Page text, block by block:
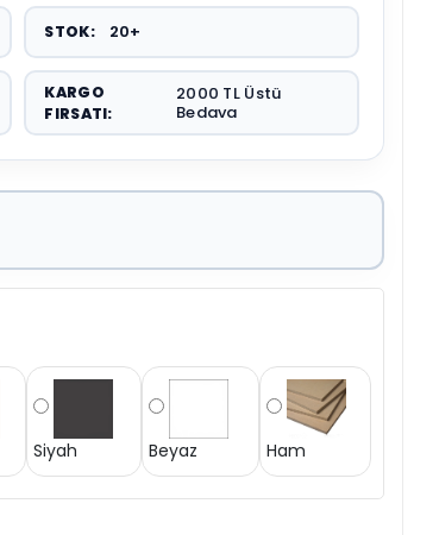
STOK: 20+
KARGO
FIRSATI:
2000 TL Üstü
Bedava
Siyah Beyaz Ham